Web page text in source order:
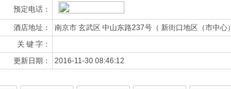
预定电话：
酒店地址：
南京市 玄武区 中山东路237号（ 新街口地区（市中心）
关 键 字：
更新日期：
2016-11-30 08:46:12